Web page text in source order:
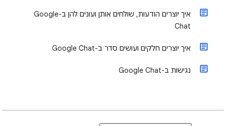
איך יוצרים הודעות, שולחים אותן ועונים להן ב-Google
Chat
איך יוצרים חלקים ועושים סדר ב-Google Chat
נגישות ב-Google Chat